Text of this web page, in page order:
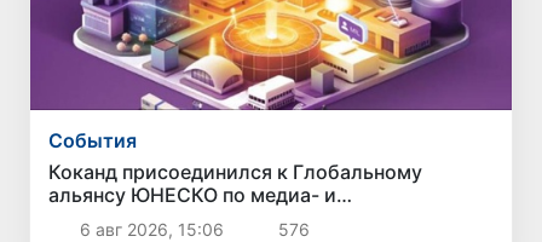
Cобытия
Коканд присоединился к Глобальному
альянсу ЮНЕСКО по медиа- и
информационной грамотности
6 авг 2026, 15:06 576